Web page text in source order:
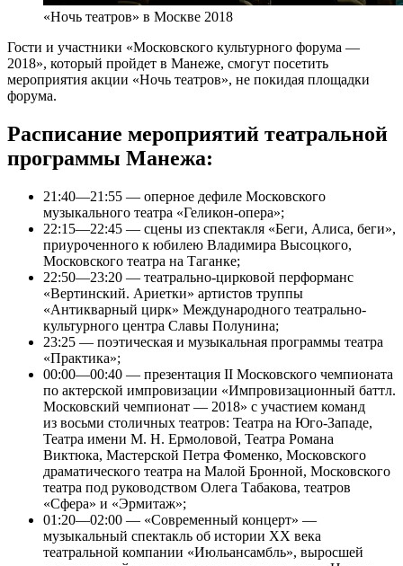
«Ночь театров» в Москве 2018
Гости и участники «Московского культурного форума —
2018», который пройдет в Манеже, смогут посетить
мероприятия акции «Ночь театров», не покидая площадки
форума.
Расписание мероприятий театральной
программы Манежа:
21:40—21:55 — оперное дефиле Московского
музыкального театра «Геликон-опера»;
22:15—22:45 — сцены из спектакля «Беги, Алиса, беги»,
приуроченного к юбилею Владимира Высоцкого,
Московского театра на Таганке;
22:50—23:20 — театрально-цирковой перформанс
«Вертинский. Ариетки» артистов труппы
«Антикварный цирк» Международного театрально-
культурного центра Славы Полунина;
23:25 — поэтическая и музыкальная программы театра
«Практика»;
00:00—00:40 — презентация II Московского чемпионата
по актерской импровизации «Импровизационный баттл.
Московский чемпионат — 2018» с участием команд
из восьми столичных театров: Театра на Юго-Западе,
Театра имени М. Н. Ермоловой, Театра Романа
Виктюка, Мастерской Петра Фоменко, Московского
драматического театра на Малой Бронной, Московского
театра под руководством Олега Табакова, театров
«Сфера» и «Эрмитаж»;
01:20—02:00 — «Современный концерт» —
музыкальный спектакль об истории XX века
театральной компании «Июльансамбль», выросшей